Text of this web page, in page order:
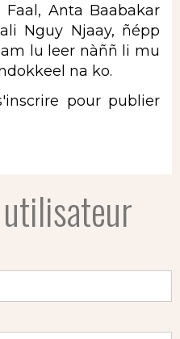
Anta Baabakar
Nguy Njaay, ñépp
lu leer nàññ li mu
na ko.
pour publier